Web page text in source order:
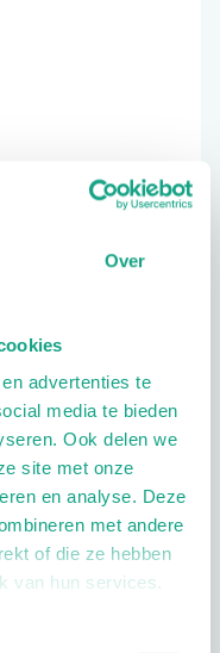
Over
advertenties te
media te bieden
Ook delen we
site met onze
en analyse. Deze
met andere
of die ze hebben
van hun services.